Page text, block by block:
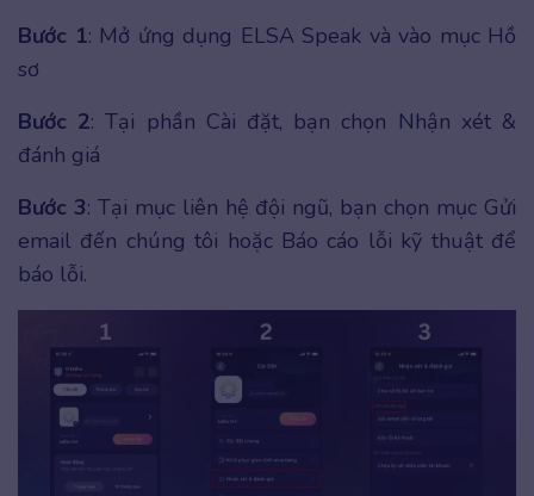
Bước 1: Mở ứng dụng ELSA Speak và vào mục Hồ
sơ
Bước 2: Tại phần Cài đặt, bạn chọn Nhận xét &
đánh giá
Bước 3: Tại mục liên hệ đội ngũ, bạn chọn mục Gửi
email đến chúng tôi hoặc Báo cáo lỗi kỹ thuật để
báo lỗi.